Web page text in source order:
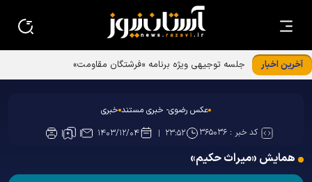
آخرین اخبار جلسه توجیهی ویژه برنامه «فرشتگان مقاومت»
عکس رضوی- خبری مستند خبری
کد خبر :۳۶۵۰۳۶ ۲۳:۵۲ ۱۴۰۳/۱۲/۰۴
همایش «میراث حکیم»